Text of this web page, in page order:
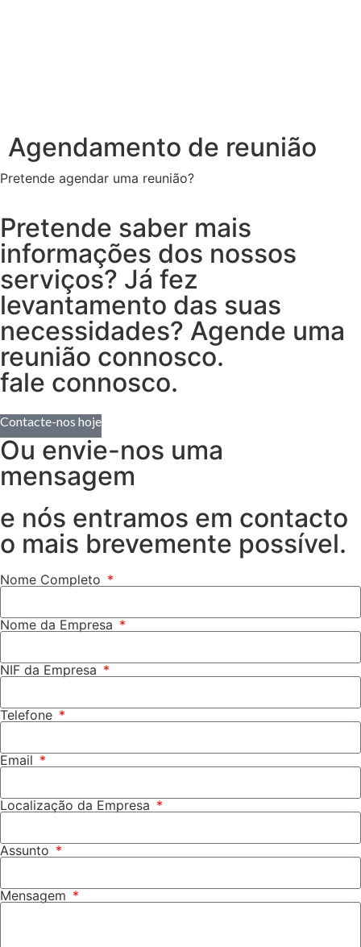
Agendamento de reunião
Pretende agendar uma reunião?
Pretende saber mais
informações dos nossos
serviços? Já fez
levantamento das suas
necessidades? Agende uma
reunião connosco.
fale connosco.
Contacte-nos hoje
Ou envie-nos uma
mensagem
e nós entramos em contacto
o mais brevemente possível.
Nome Completo
Nome da Empresa
NIF da Empresa
Telefone
Email
Localização da Empresa
Assunto
Mensagem